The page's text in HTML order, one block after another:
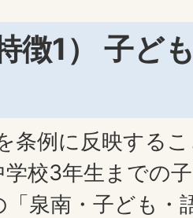
徴1） 子ど
条例に反映する
校3年生までの
泉南・子ども・